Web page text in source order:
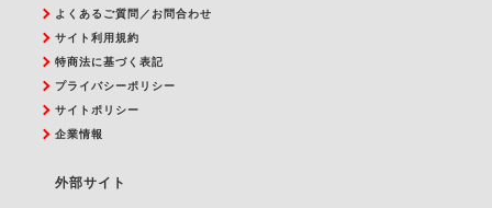
よくあるご質問／お問合わせ
サイト利用規約
特商法に基づく表記
プライバシーポリシー
サイトポリシー
企業情報
外部サイト